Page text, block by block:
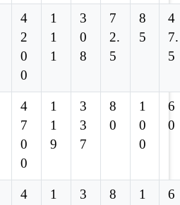
4
2
0
0
1
1
1
3
0
8
7
2.
5
8
5
4
7.
5
4
7
0
0
1
1
9
3
3
7
8
0
1
0
0
6
0
4
1
3
8
1
6